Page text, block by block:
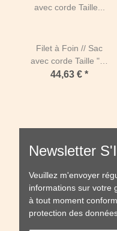
Filet à Foin // Sac
avec corde Taille "S"
( 0m90 x 1m10 avec
44,63 € *
Newsletter
Veuillez m'envoyer
informations sur votre
à tout moment
protection des